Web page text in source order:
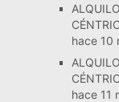
hace 10
hace 11